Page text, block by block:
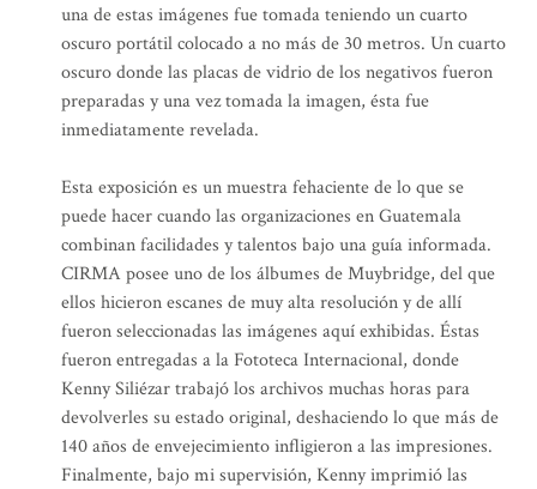
una de estas imágenes fue tomada teniendo un cuarto
oscuro portátil colocado a no más de 30 metros. Un cuarto
oscuro donde las placas de vidrio de los negativos fueron
preparadas y una vez tomada la imagen, ésta fue
inmediatamente revelada.
Esta exposición es un muestra fehaciente de lo que se
puede hacer cuando las organizaciones en Guatemala
combinan facilidades y talentos bajo una guía informada.
CIRMA posee uno de los álbumes de Muybridge, del que
ellos hicieron escanes de muy alta resolución y de allí
fueron seleccionadas las imágenes aquí exhibidas. Éstas
fueron entregadas a la Fototeca Internacional, donde
Kenny Siliézar trabajó los archivos muchas horas para
devolverles su estado original, deshaciendo lo que más de
140 años de envejecimiento infligieron a las impresiones.
Finalmente, bajo mi supervisión, Kenny imprimió las